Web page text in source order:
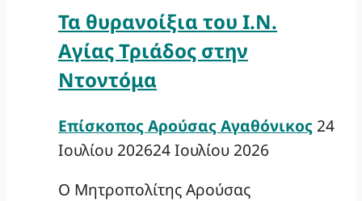
Τα θυρανοίξια του Ι.Ν.
Αγίας Τριάδος στην
Ντοντόμα
Επίσκοπος Αρούσας Αγαθόνικος 24
Ιουλίου 202624 Ιουλίου 2026
Ο Μητροπολίτης Αρούσας